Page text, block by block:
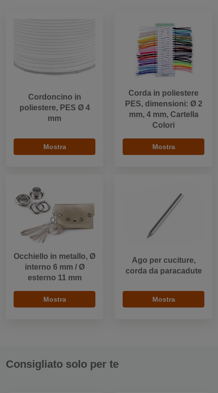
Cordoncino in
poliestere, PES Ø 4
mm
Mostra
Corda in poliestere
PES, dimensioni: Ø 2
mm, 4 mm, Cartella
Colori
Mostra
Occhiello in metallo, Ø
interno 6 mm / Ø
esterno 11 mm
Mostra
Ago per cuciture,
corda da paracadute
Mostra
Consigliato solo per te